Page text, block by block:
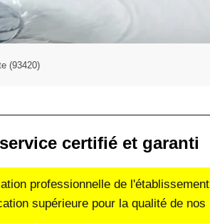
(93420)
certifié et garanti
professionnelle de l'établissement
supérieure pour la qualité de nos